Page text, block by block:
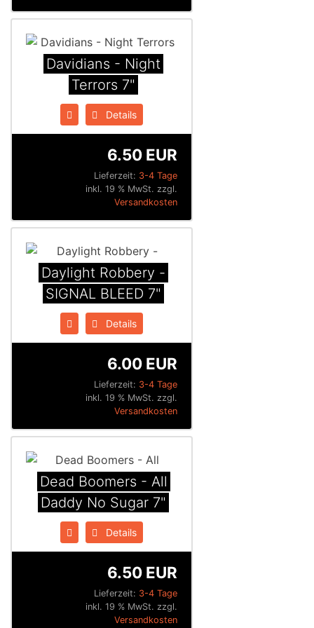
Davidians - Night
Terrors 7"
Details
Lieferzeit: 3-4 Tage
6.50 EUR
inkl. 19 % MwSt. zzgl.
Versandkosten
Daylight Robbery -
SIGNAL BLEED 7"
Details
Lieferzeit: 3-4 Tage
6.00 EUR
inkl. 19 % MwSt. zzgl.
Versandkosten
Dead Boomers - All
Daddy No Sugar 7"
Details
Lieferzeit: 3-4 Tage
6.50 EUR
inkl. 19 % MwSt. zzgl.
Versandkosten